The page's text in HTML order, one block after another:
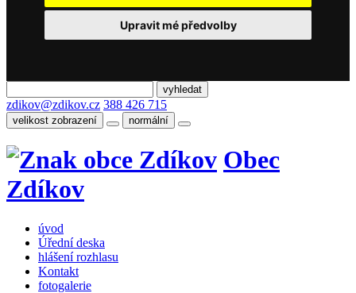
Upravit mé předvolby
zdikov@zdikov.cz 388 426 715
velikost zobrazení normální
Obec
Zdíkov
úvod
Úřední deska
hlášení rozhlasu
Kontakt
fotogalerie